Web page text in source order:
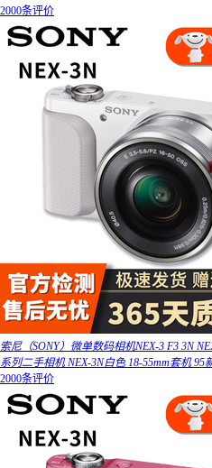
2000条评价
索尼（SONY）微单数码相机NEX-3 F3 3N
系列二手相机 NEX-3N白色 18-55mm套机 95
2000条评价